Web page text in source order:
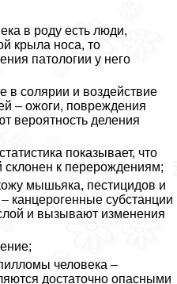
в роду есть люди,
крыла носа, то
патологии у него
в солярии и воздействие
– ожоги, повреждения
вероятность деления
показывает, что
склонен к перерождениям;
мышьяка, пестицидов и
канцерогенные субстанции
и вызывают изменения
человека –
достаточно опасными